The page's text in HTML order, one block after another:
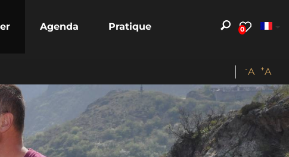
0
Agenda Pratique
-A +A